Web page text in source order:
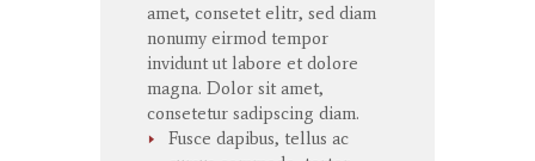
amet, consetet elitr, sed diam
nonumy eirmod tempor
invidunt ut labore et dolore
magna. Dolor sit amet,
consetetur sadipscing diam.
Fusce dapibus, tellus ac